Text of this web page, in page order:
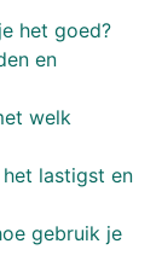
het goed?
en
welk
lastigst en
gebruik je